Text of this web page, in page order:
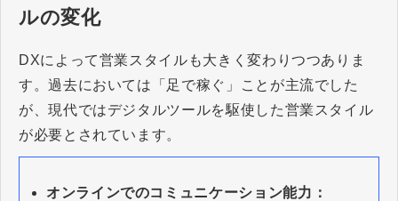
ルの変化
DXによって営業スタイルも大きく変わりつつありま
す。過去においては「足で稼ぐ」ことが主流でした
が、現代ではデジタルツールを駆使した営業スタイル
が必要とされています。
オンラインでのコミュニケーション能力：